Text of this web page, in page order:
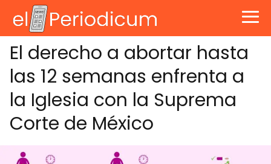
El derecho a abortar hasta
las 12 semanas enfrenta a
la Iglesia con la Suprema
Corte de México